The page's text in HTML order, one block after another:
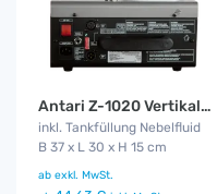
Antari Z-1020 Vertikal Fog Jet
inkl. Tankfüllung Nebelfluid
B 37 x L 30 x H 15 cm
ab exkl. MwSt.